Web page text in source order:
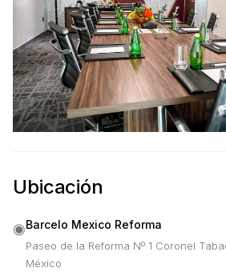
Ubicación
◉Barcelo Mexico Reforma
Paseo de la Reforma Nº 1 Coronel
México